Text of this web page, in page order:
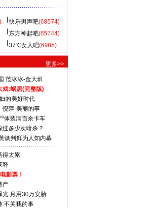
快乐男声吧(68574)
东方神起吧(65744)
37℃女人吧(6985)
更多>>
范冰冰-金大班
戏:蜗居(完整版)
的美好时代
倪萍-美丽的事
体装满百余卡车
多少次暗杀？
谈判鲜为人知内幕
得太累
释
影票！
产
光 月用30万安胎
:不关我的事